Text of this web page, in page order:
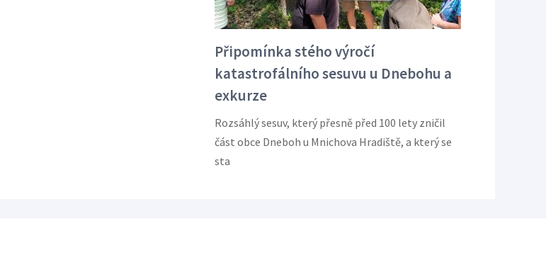
Připomínka stého výročí
katastrofálního sesuvu u Dnebohu a
exkurze
Rozsáhlý sesuv, který přesně před 100 lety zničil
část obce Dneboh u Mnichova Hradiště, a který se
sta